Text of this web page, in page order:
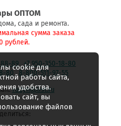
ОПТОМ
сада и ремонта.
сумма заказа
рублей.
88-89
+7 950-350-18-80
80
8-800-511-97-55
rudyh@list.ru
cookie для
работы сайта,
удобства.
сайт, вы
файлов